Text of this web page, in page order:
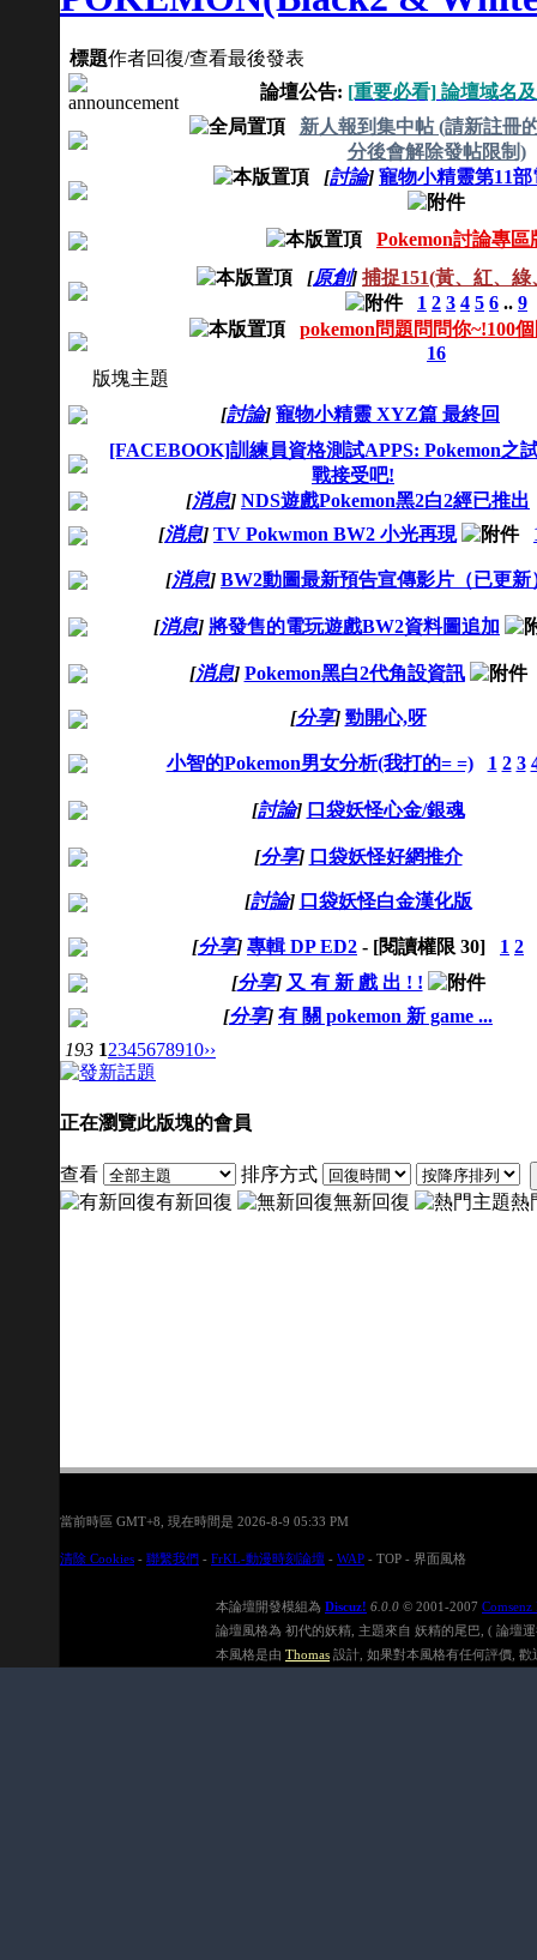
標題作者回復/查看最後發表
論壇公告: [重要必看] 論壇域名
新人報到集中帖 (請新註冊
分後會解除發帖限制)
[討論] 寵物小精靈第11
Pokemon討論專區
[原創] 捕捉151(黃、紅、
1 2 3 4 5 6 .. 9
pokemon問題問問你~!100
16
版塊主題
[討論] 寵物小精靈 XYZ篇 最終回
[FACEBOOK]訓練員資格測試APPS: Pokemon之
戰接受吧!
[消息] NDS遊戲Pokemon黑2白2經已推出
[消息] TV Pokwmon BW2 小光再現
[消息] BW2動圖最新預告宣傳影片（已更新
[消息] 將發售的電玩遊戲BW2資料圖追加
[消息] Pokemon黑白2代角設資訊
[分享] 勁開心,呀
小智的Pokemon男女分析(我打的= =) 1 2 3
[討論] 口袋妖怪心金/銀魂
[分享] 口袋妖怪好網推介
[討論] 口袋妖怪白金漢化版
[分享] 專輯 DP ED2 - [閱讀權限 30] 1 2
[分享] 又 有 新 戲 出 ! !
[分享] 有 關 pokemon 新 game ...
193 12345678910››
正在瀏覽此版塊的會員
查看
排序方式
有新回復
無新回復 熱
當前時區 GMT+8, 現在時間是 2026-8-9 05:33 PM
清除 Cookies - 聯繫我們 - FrKL-動漫時刻論壇 - WAP - TOP - 界面風格
本論壇開發模組為 Discuz! 6.0.0 © 2001-2007 Comsenz
論壇風格為 初代的妖精, 主題來自 妖精的尾巴, ( 論壇
本風格是由 Thomas 設計, 如果對本風格有任何評價,